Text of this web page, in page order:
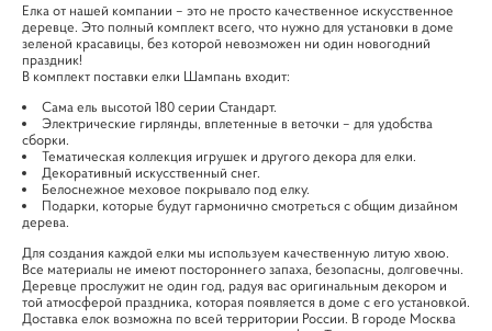
Елка от нашей компании – это не просто качественное искусственное
деревце. Это полный комплект всего, что нужно для установки в доме
зеленой красавицы, без которой невозможен ни один новогодний
праздник!
В комплект поставки елки Шампань входит:
Сама ель высотой 180 серии Стандарт.
Электрические гирлянды, вплетенные в веточки – для удобства
сборки.
Тематическая коллекция игрушек и другого декора для елки.
Декоративный искусственный снег.
Белоснежное меховое покрывало под елку.
Подарки, которые будут гармонично смотреться с общим дизайном
дерева.
Для создания каждой елки мы используем качественную литую хвою.
Все материалы не имеют постороннего запаха, безопасны, долговечны.
Деревце прослужит не один год, радуя вас оригинальным декором и
той атмосферой праздника, которая появляется в доме с его установкой.
Доставка елок возможна по всей территории России. В городе Москва